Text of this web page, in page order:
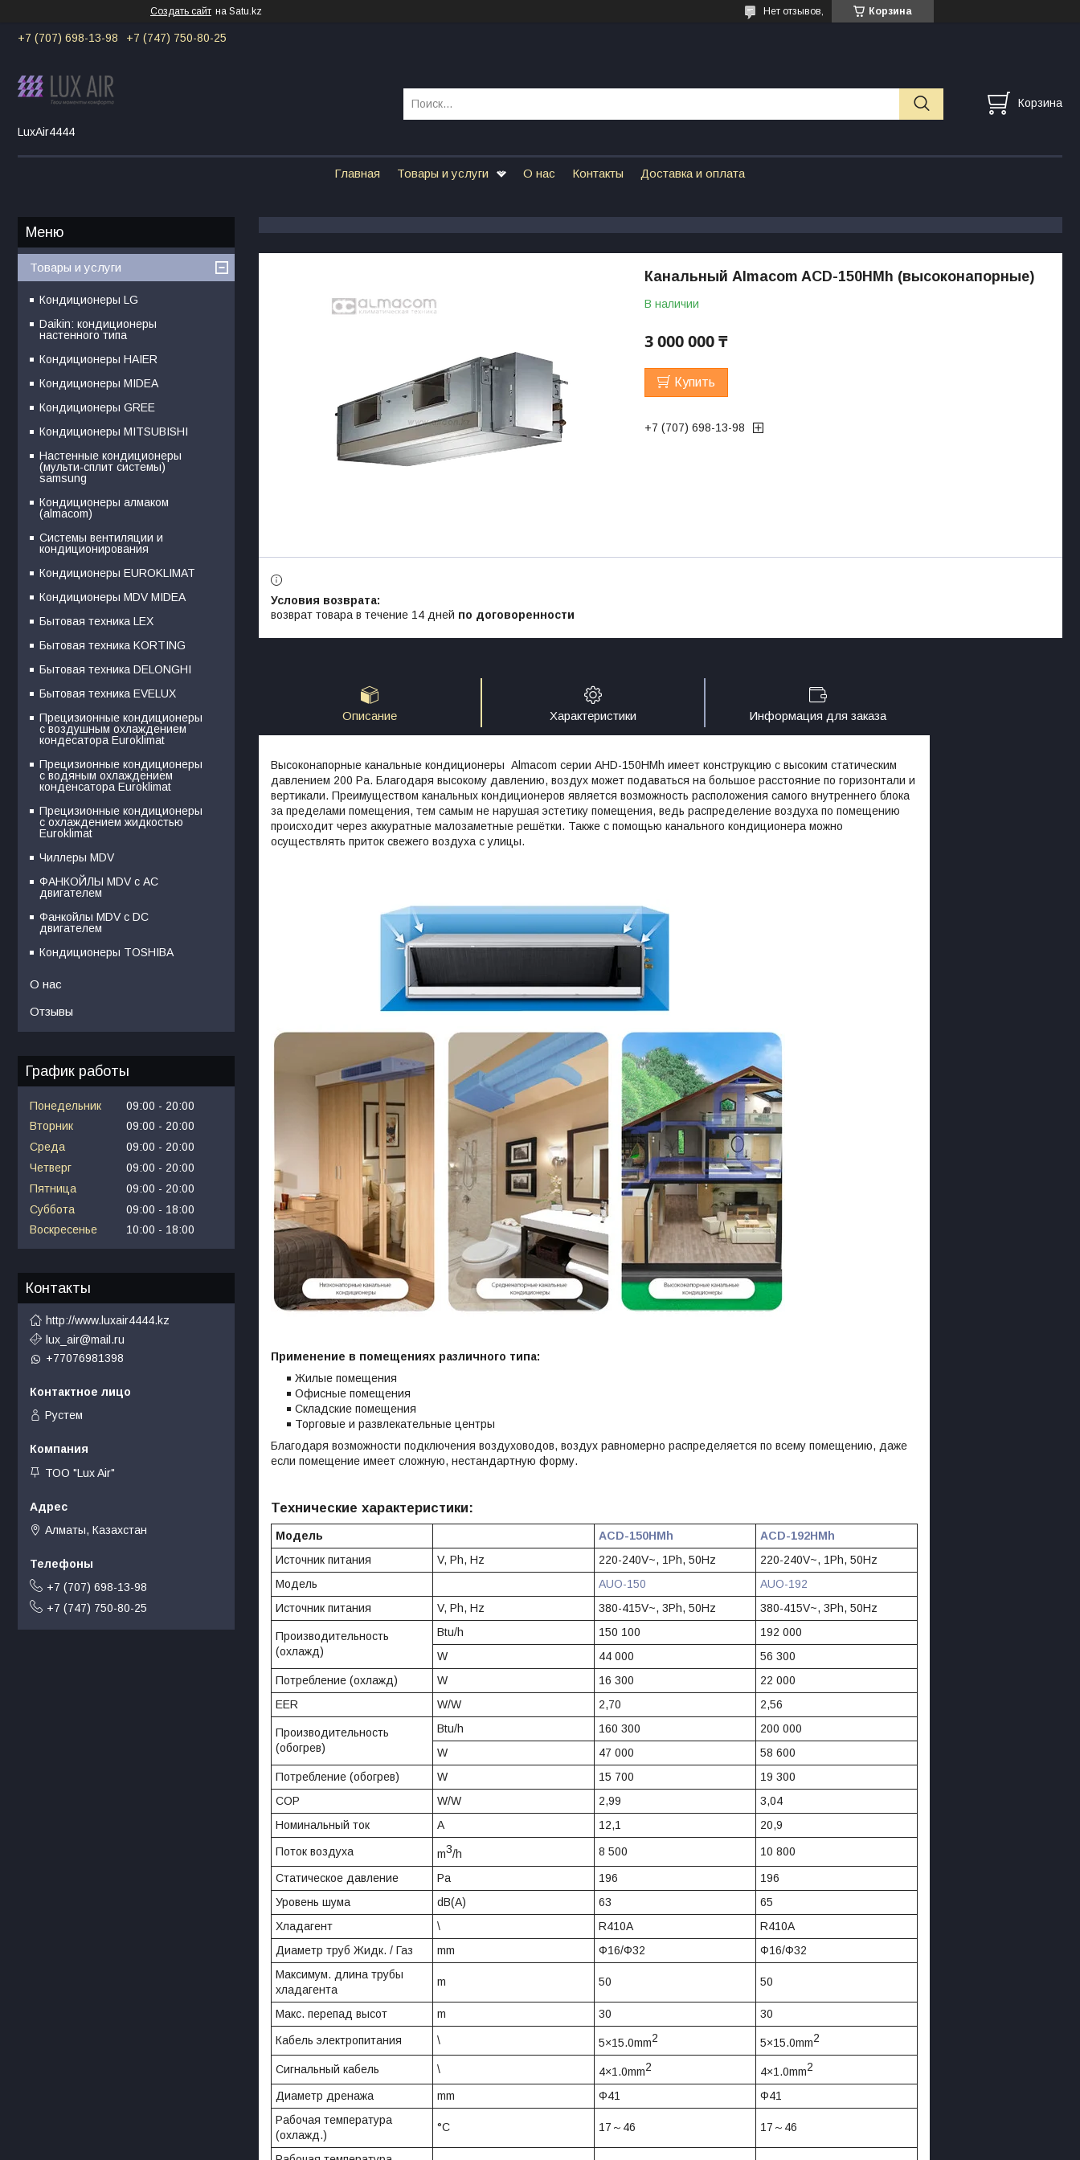
Создать сайт на Satu.kz Корзина
Нет отзывов,
+7 (707) 698-13-98 +7 (747) 750-80-25
LuxAir4444
Корзина
Главная Товары и услуги О нас Контакты Доставка и оплата
Канальный Almacom ACD-150HMh (высоконапорные)
В наличии
3 000 000 ₸
Купить
+7 (707) 698-13-98
возврат товара в течение 14 дней по договоренности
Описание Характеристики Информация для заказа
Высоконапорные канальные кондиционеры Almacom серии AHD-150HMh имеет конструкцию с высоким статическим
давлением 200 Pa. Благодаря высокому давлению, воздух может подаваться на большое расстояние по горизонтали и
вертикали. Преимуществом канальных кондиционеров является возможность расположения самого внутреннего блока
за пределами помещения, тем самым не нарушая эстетику помещения, ведь распределение воздуха по помещению
происходит через аккуратные малозаметные решётки. Также с помощью канального кондиционера можно
осуществлять приток свежего воздуха с улицы.
Применение в помещениях различного типа:
Жилые помещения
Офисные помещения
Складские помещения
Торговые и развлекательные центры
Благодаря возможности подключения воздуховодов, воздух равномерно распределяется по всему помещению, даже
если помещение имеет сложную, нестандартную форму.
Технические характеристики:
Модель ACD-150HMh
ACD-192HMh
Источник питания
V, Ph, Hz 220-240V~, 1Ph, 50Hz
220-240V~, 1Ph, 50Hz
Модель
AUO-150
AUO-192
Источник питания
V, Ph, Hz 380-415V~, 3Ph, 50Hz 380-415V~, 3Ph, 50Hz
Производительность
(охлажд)
Btu/h 150 100
192 000
W
44 000
56 300
Потребление (охлажд)
W 16 300
22 000
EER
W/W 2,70 2,56
Производительность
(обогрев)
Btu/h 160 300
200 000
W
47 000
58 600
Потребление (обогрев)
W 15 700
19 300
COP
W/W 2,99
3,04
Номинальный ток
A 12,1 20,9
Поток воздуха m3/h 8 500 10 800
Статическое давление Pa 196
196
Уровень шума
dB(A) 63
65
Хладагент
\ R410A
R410A
Диаметр труб Жидк. / Газ
mm Ф16/Ф32
Ф16/Ф32
Максимум. длина трубы
хладагента
m 50 50
Макс. перепад высот m 30 30
Кабель электропитания \ 5×15.0mm2 5×15.0mm2
Сигнальный кабель \ 4×1.0mm2 4×1.0mm2
Диаметр дренажа mm Ф41
Ф41
Рабочая температура
(охлажд.)
°C 17～46 17～46
Товары и услуги
Кондиционеры LG
Daikin: кондиционеры
настенного типа
Кондиционеры HAIER
Кондиционеры MIDEA
Кондиционеры GREE
Кондиционеры MITSUBISHI
Настенные кондиционеры
(мульти-сплит системы)
samsung
Кондиционеры алмаком
(almacom)
Системы вентиляции и
кондиционирования
Кондиционеры EUROKLIMAT
Кондиционеры MDV MIDEA
Бытовая техника LEX
Бытовая техника KORTING
Бытовая техника DELONGHI
Бытовая техника EVELUX
Прецизионные кондиционеры
с воздушным охлаждением
кондесатора Euroklimat
Прецизионные кондиционеры
с водяным охлаждением
конденсатора Euroklimat
Прецизионные кондиционеры
с охлаждением жидкостью
Euroklimat
Чиллеры MDV
ФАНКОЙЛЫ MDV с АС
двигателем
Фанкойлы MDV c DC
двигателем
Кондиционеры TOSHIBA
О нас
Отзывы
График работы
Понедельник 09:00
20:00
Вторник
09:00
20:00
Среда
09:00
20:00
Четверг
09:00
20:00
Пятница
09:00
20:00
Суббота
09:00
18:00
Воскресенье
10:00 18:00
Контакты
http://www.luxair4444.kz
lux_air@mail.ru
+77076981398
Рустем
ТОО "Lux Air"
Алматы, Казахстан
+7 (707) 698-13-98
+7 (747) 750-80-25